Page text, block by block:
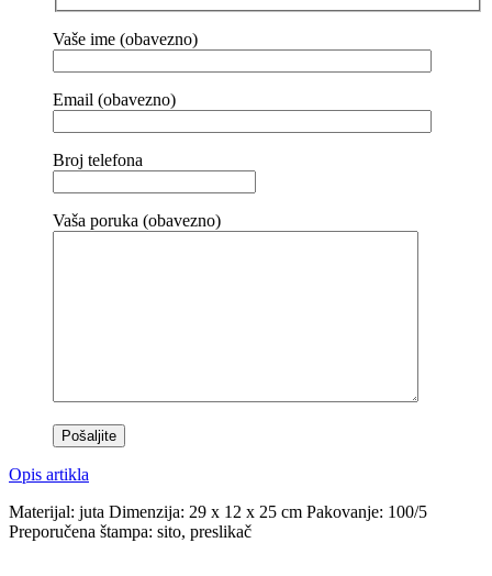
Vaše ime (obavezno)
Email (obavezno)
Broj telefona
Vaša poruka (obavezno)
Opis artikla
Materijal: juta Dimenzija: 29 x 12 x 25 cm Pakovanje: 100/5
Preporučena štampa: sito, preslikač